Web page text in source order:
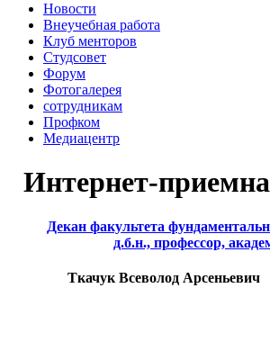
Новости
Внеучебная работа
Клуб менторов
Студсовет
Форум
Фотогалерея
сотрудникам
Профком
Медиацентр
Интернет-
Декан факультета
д.б.н., профессор,
Ткачук Всеволод Арсеньевич